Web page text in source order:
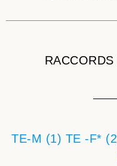
TE-M (1) TE -F*